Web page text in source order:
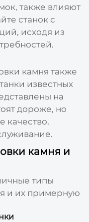
также влияют
станок с
исходя из
камня также
известных
на
дороже, но
качество,
камня и
типы
и их примерную